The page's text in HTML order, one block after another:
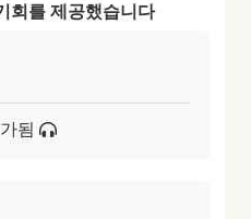
회를 제공했습니다
됨